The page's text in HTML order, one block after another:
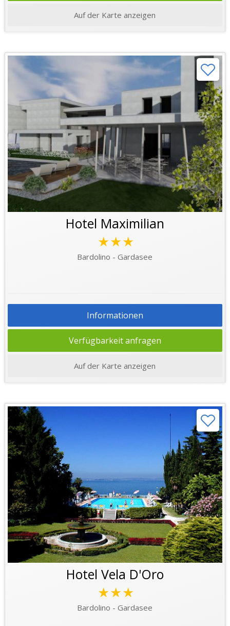
Auf der Karte anzeigen
Hotel Maximilian
★★★
Bardolino - Gardasee
Informationen
Verfügbarkeit anfragen
Auf der Karte anzeigen
Hotel Vela D'Oro
★★★
Bardolino - Gardasee